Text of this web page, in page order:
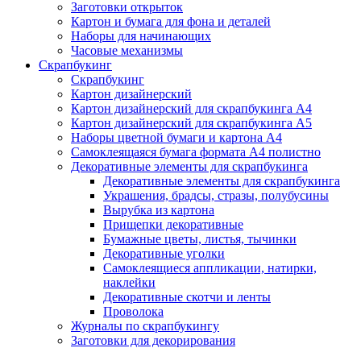
Заготовки открыток
Картон и бумага для фона и деталей
Наборы для начинающих
Часовые механизмы
Скрапбукинг
Скрапбукинг
Картон дизайнерский
Картон дизайнерский для скрапбукинга А4
Картон дизайнерский для скрапбукинга А5
Наборы цветной бумаги и картона А4
Самоклеящаяся бумага формата А4 полистно
Декоративные элементы для скрапбукинга
Декоративные элементы для скрапбукинга
Украшения, брадсы, стразы, полубусины
Вырубка из картона
Прищепки декоративные
Бумажные цветы, листья, тычинки
Декоративные уголки
Самоклеящиеся аппликации, натирки,
наклейки
Декоративные скотчи и ленты
Проволока
Журналы по скрапбукингу
Заготовки для декорирования